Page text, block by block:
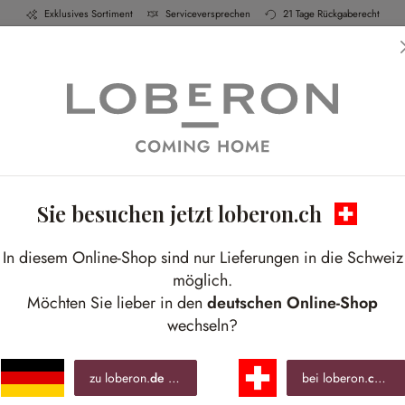
Exklusives Sortiment Serviceversprechen 21 Tage Rückgaberecht
Küche Schlafen Bad
Best-
Sie besuchen jetzt loberon.ch
In diesem Online-Shop sind nur Lieferungen in die Schweiz
möglich.
Möchten Sie lieber in den deutschen Online-Shop
wechseln?
zu loberon.de bei loberon.ch